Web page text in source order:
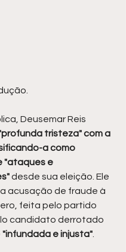
Deusemar Reis
tristeza" com a
a como
"ataques e
desde sua eleição. Ele
acusação de fraude à
feita pelo partido
candidato derrotado
"infundada e injusta".